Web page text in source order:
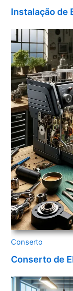
Instalação de
Conserto
Conserto de